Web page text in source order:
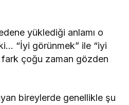
yüklediği anlamı o
“İyi görünmek” ile “iyi
fark çoğu zaman gözden
bireylerde genellikle şu